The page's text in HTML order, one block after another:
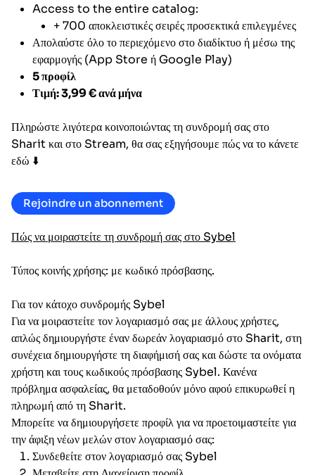
Access to the entire catalog:
+ 700 αποκλειστικές σειρές προσεκτικά επιλεγμένες
Απολαύστε όλο το περιεχόμενο στο διαδίκτυο ή μέσω της
εφαρμογής (App Store ή Google Play)
5 προφίλ
Τιμή: 3,99 €ανά μήνα
Πληρώστε λιγότερα κοινοποιώντας τη συνδρομή σας στο
Sharit και στο Stream, θα σας εξηγήσουμε πώς να το κάνετε
εδώ ⬇️
Rejoindre un abonnement
Πώς να μοιραστείτε τη συνδρομή σας στο Sybel
Τύπος κοινής χρήσης: με κωδικό πρόσβασης.
Για τον κάτοχο συνδρομής Sybel
Για να μοιραστείτε τον λογαριασμό σας με άλλους χρήστες,
απλώς δημιουργήστε έναν δωρεάν λογαριασμό στο Sharit, στη
συνέχεια δημιουργήστε τη διαφήμισή σας και δώστε τα ονόματα
χρήστη και τους κωδικούς πρόσβασης Sybel. Κανένα
πρόβλημα ασφαλείας, θα μεταδοθούν μόνο αφού επικυρωθεί η
πληρωμή από τη Sharit.
Μπορείτε να δημιουργήσετε προφίλ για να προετοιμαστείτε για
την άφιξη νέων μελών στον λογαριασμό σας:
Συνδεθείτε στον λογαριασμό σας Sybel